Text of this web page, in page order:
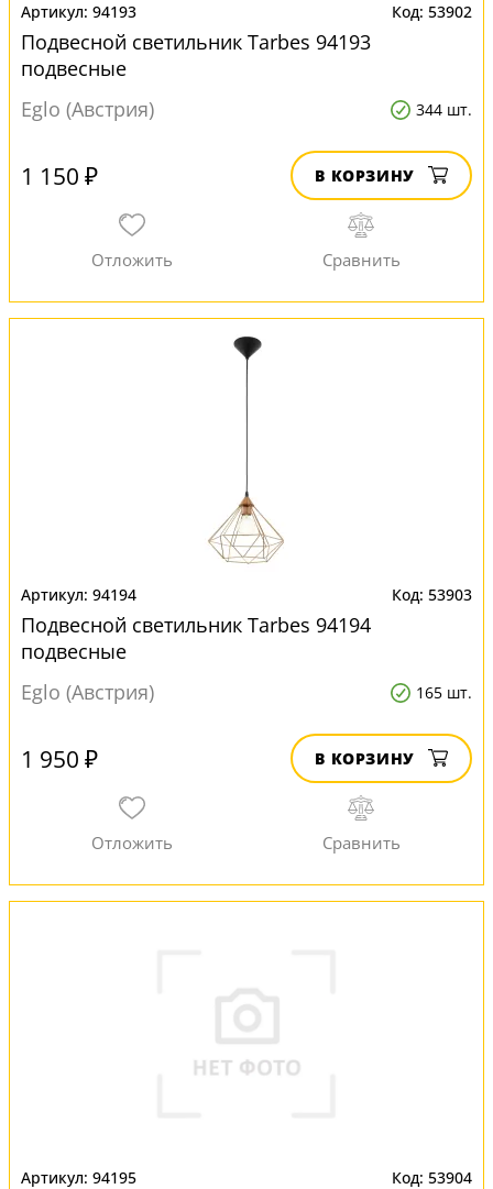
94193 53902
Подвесной светильник Tarbes 94193
подвесные
Eglo (Австрия)
344 шт.
1 150 ₽ В КОРЗИНУ
94194 53903
Подвесной светильник Tarbes 94194
подвесные
Eglo (Австрия)
165 шт.
1 950 ₽ В КОРЗИНУ
94195 53904